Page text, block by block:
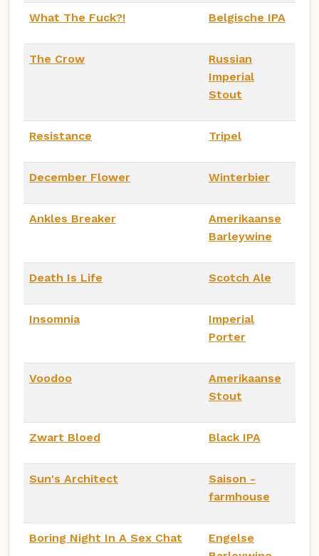
What The Fuck?! Belgische IPA
The Crow
Russian
Imperial
Stout
Resistance Tripel
December Flower Winterbier
Ankles Breaker
Amerikaanse
Barleywine
Death Is Life Scotch Ale
Insomnia
Imperial
Porter
Voodoo
Amerikaanse
Stout
Zwart Bloed Black IPA
Sun's Architect
Saison -
farmhouse
Boring Night In A Sex Chat
Engelse